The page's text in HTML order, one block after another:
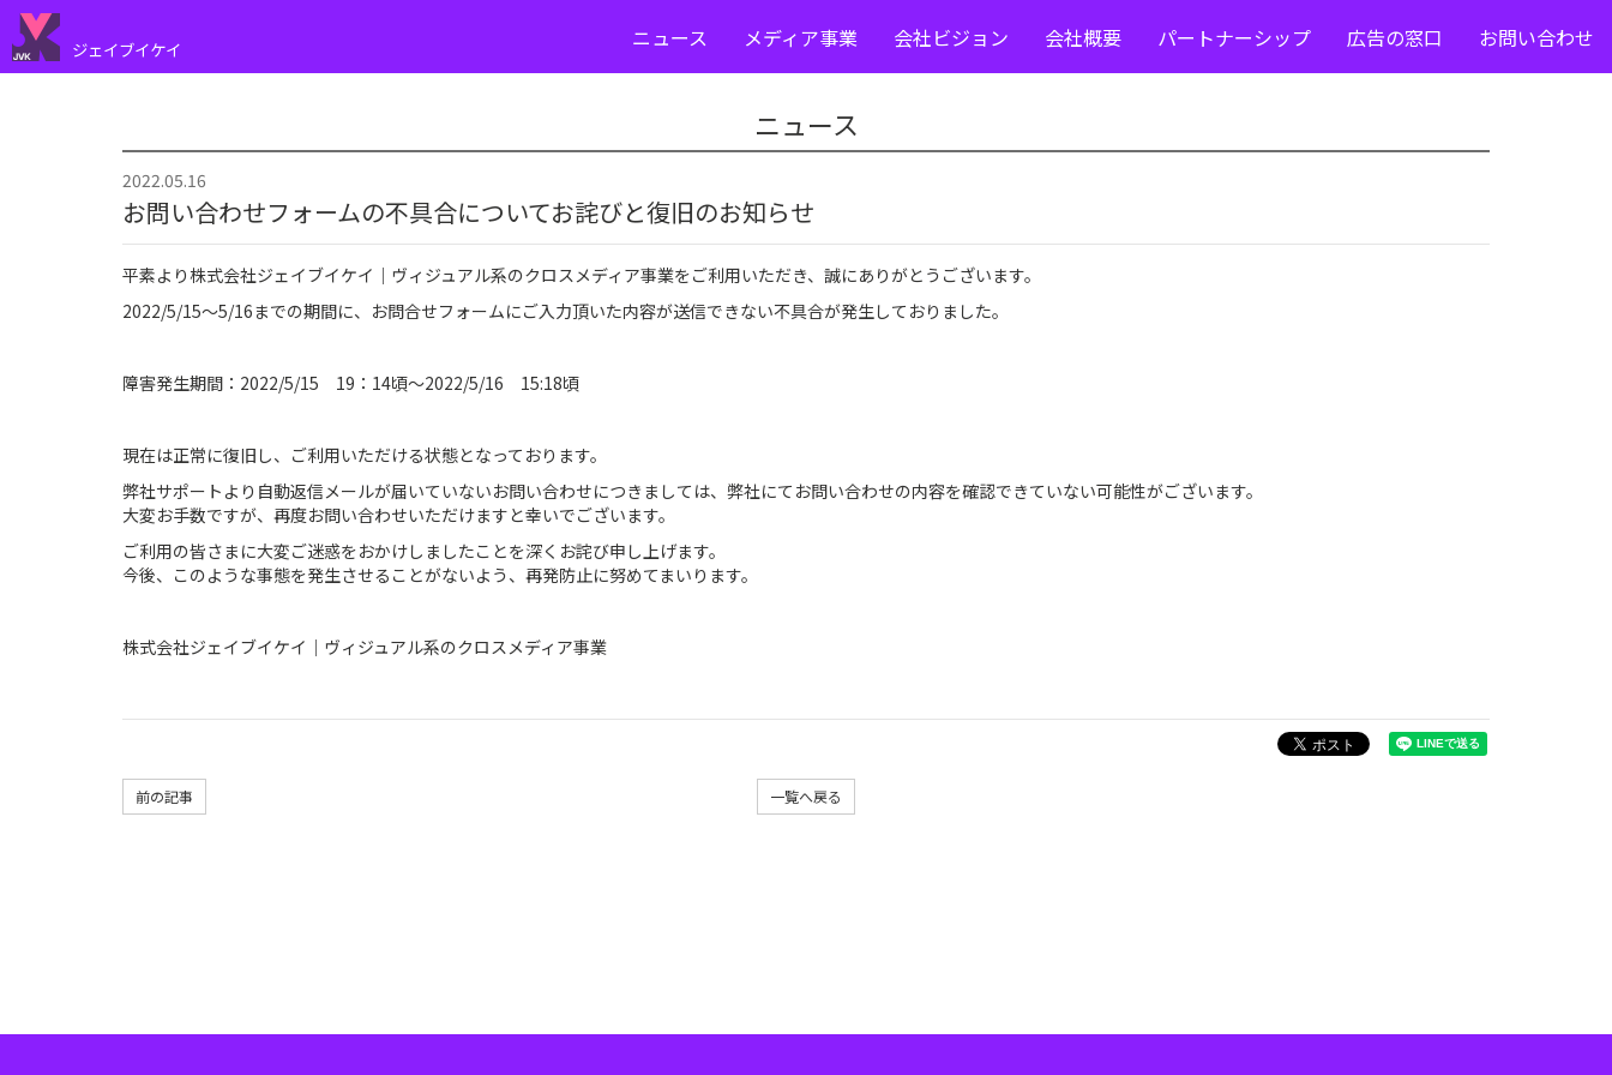
ジェイブイケイ ニュース メディア事業 会社ビジョン 会社概要 パートナーシップ 広告の窓口 お問い合わせ
ニュース
2022.05.16
お問い合わせフォームの不具合についてお詫びと復旧のお知らせ
平素より株式会社ジェイブイケイ｜ヴィジュアル系のクロスメディア事業をご利用いただき、誠にありがとうございます。
2022/5/15～5/16までの期間に、お問合せフォームにご入力頂いた内容が送信できない不具合が発生しておりました。
障害発生期間：2022/5/15 19：14頃～2022/5/16 15:18頃
現在は正常に復旧し、ご利用いただける状態となっております。
弊社サポートより自動返信メールが届いていないお問い合わせにつきましては、弊社にてお問い合わせの内容を確認できていない可能性がございます。
大変お手数ですが、再度お問い合わせいただけますと幸いでございます。
ご利用の皆さまに大変ご迷惑をおかけしましたことを深くお詫び申し上げます。
今後、このような事態を発生させることがないよう、再発防止に努めてまいります。
株式会社ジェイブイケイ｜ヴィジュアル系のクロスメディア事業
一覧へ戻る
前の記事